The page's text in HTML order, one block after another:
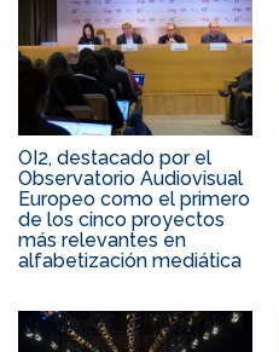
OI2, destacado por el
Observatorio Audiovisual
Europeo como el primero
de los cinco proyectos
más relevantes en
alfabetización mediática